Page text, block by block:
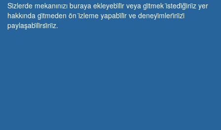
Si̇zlerde mekanınızı buraya ekleyebi̇li̇r veya gi̇tmek i̇stedi̇ği̇ni̇z yer
hakkında gi̇tmeden ön i̇zleme yapabi̇li̇r ve deneyi̇mleri̇ni̇zi̇
paylaşabi̇li̇rsi̇ni̇z.